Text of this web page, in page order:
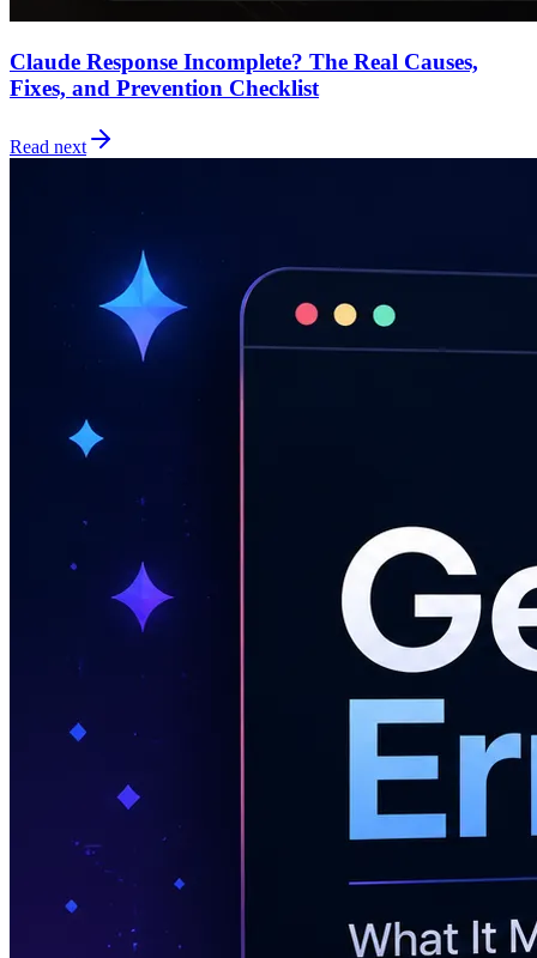
Claude Response Incomplete? The Real Causes,
Fixes, and Prevention Checklist
Read next